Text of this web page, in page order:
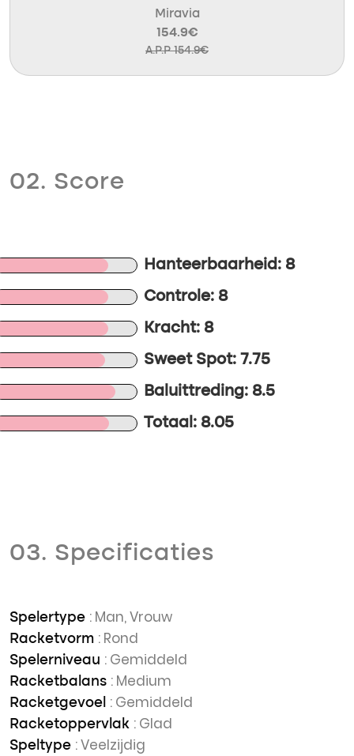
Miravia
154.9€
A.P.P 154.9€
02. Score
Hanteerbaarheid: 8
Controle: 8
Kracht: 8
Sweet Spot: 7.75
Baluittreding: 8.5
Totaal: 8.05
03. Specificaties
Spelertype : Man, Vrouw
Racketvorm : Rond
Spelerniveau : Gemiddeld
Racketbalans : Medium
Racketgevoel : Gemiddeld
Racketoppervlak : Glad
Speltype : Veelzijdig